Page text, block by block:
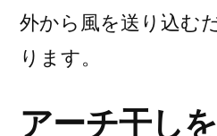
外から風を送り込む
ります。
アーチ干し